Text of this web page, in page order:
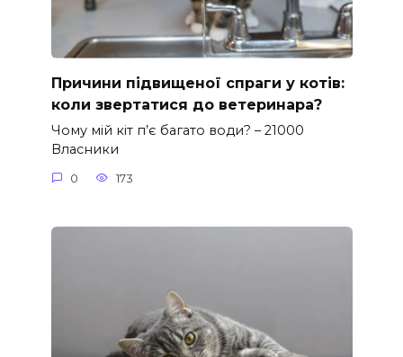
Причини підвищеної спраги у котів:
коли звертатися до ветеринара?
Чому мій кіт п’є багато води? – 21000
Власники
0 173